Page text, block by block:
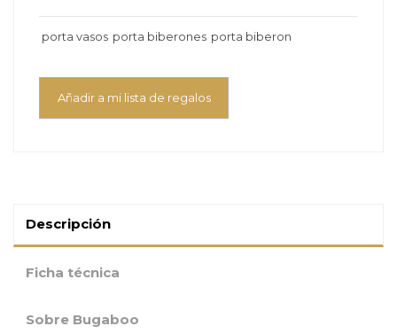
porta vasos porta biberones porta biberon
Añadir a mi lista de regalos
Descripción
Ficha técnica
Sobre Bugaboo